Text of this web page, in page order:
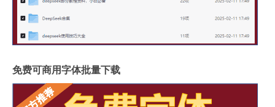
免费可商用字体批量下载